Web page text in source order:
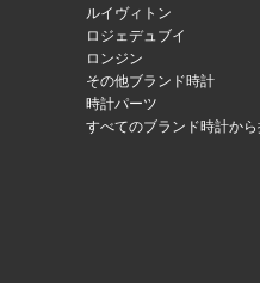
ルイヴィトン
ロジェデュブイ
ロンジン
その他ブランド時計
時計パーツ
すべてのブランド時計か